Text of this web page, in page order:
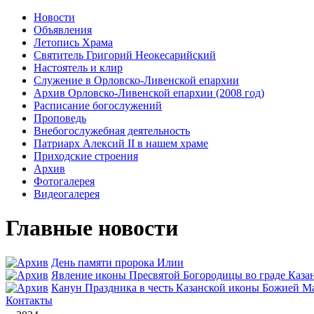
Новости
Объявления
Летопись Храма
Святитель Григорий Неокесарийский
Настоятель и клир
Служение в Орловско-Ливенской епархии
Архив Орловско-Ливенской епархии (2008 год)
Расписание богослужений
Проповедь
Внебогослужебная деятельность
Патриарх Алексий II в нашем храме
Приходские строения
Архив
Фотогалерея
Видеогалерея
Главные новости
День памяти пророка Илии
Явлeние иконы Пресвятой Богородицы во граде
Канун Праздника в честь Казанской иконы Божией
Контакты